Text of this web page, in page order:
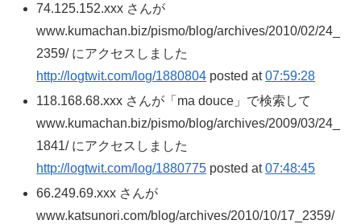
74.125.152.xxx さんが
www.kumachan.biz/pismo/blog/archives/2010/02/24_
2359/ にアクセスしました
http://logtwit.com/log/1880804 posted at07:59:28
118.168.68.xxx さんが「ma douce」で検索して
www.kumachan.biz/pismo/blog/archives/2009/03/24_
1841/ にアクセスしました
http://logtwit.com/log/1880775 posted at07:48:45
66.249.69.xxx さんが
www.katsunori.com/blog/archives/2010/10/17_2359/